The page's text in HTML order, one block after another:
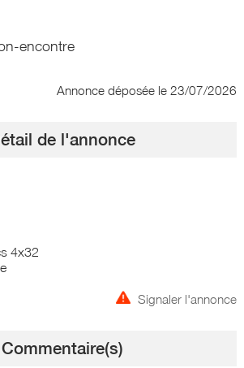
encontre
Annonce déposée le 23/07/2026
de l'annonce
4x32
Signaler l'annonce
Commentaire(s)